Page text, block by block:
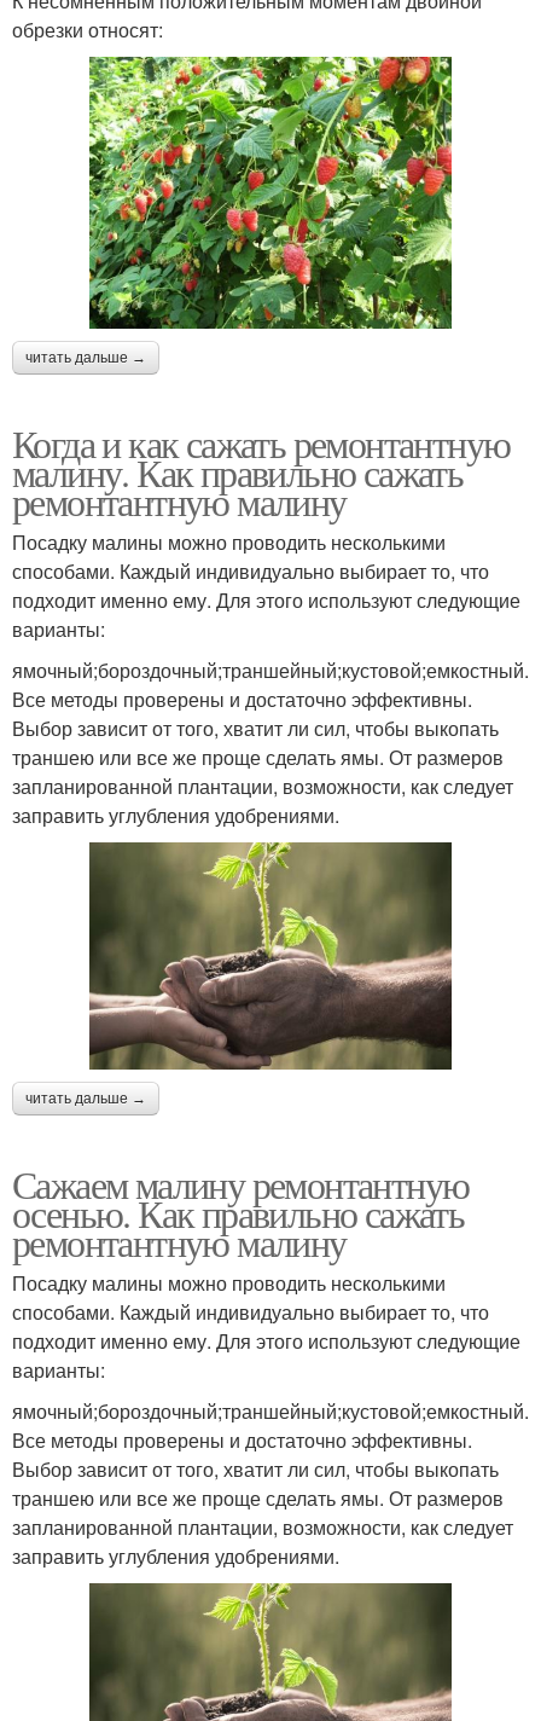
обрезки относят:
читать дальше →
Когда и как сажать ремонтантную
малину. Как правильно сажать
ремонтантную малину
Посадку малины можно проводить несколькими
способами. Каждый индивидуально выбирает то, что
подходит именно ему. Для этого используют следующие
варианты:
ямочный;бороздочный;траншейный;кустовой;емкостный.
Все методы проверены и достаточно эффективны.
Выбор зависит от того, хватит ли сил, чтобы выкопать
траншею или все же проще сделать ямы. От размеров
запланированной плантации, возможности, как следует
заправить углубления удобрениями.
читать дальше →
Сажаем малину ремонтантную
осенью. Как правильно сажать
ремонтантную малину
Посадку малины можно проводить несколькими
способами. Каждый индивидуально выбирает то, что
подходит именно ему. Для этого используют следующие
варианты:
ямочный;бороздочный;траншейный;кустовой;емкостный.
Все методы проверены и достаточно эффективны.
Выбор зависит от того, хватит ли сил, чтобы выкопать
траншею или все же проще сделать ямы. От размеров
запланированной плантации, возможности, как следует
заправить углубления удобрениями.